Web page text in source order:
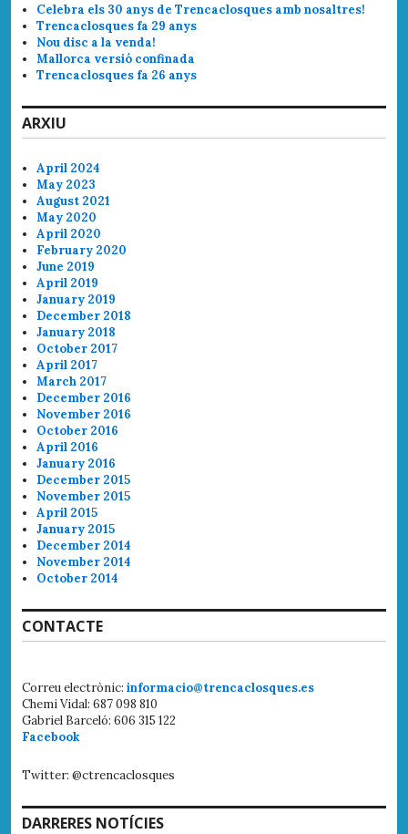
Celebra els 30 anys de Trencaclosques amb nosaltres!
Trencaclosques fa 29 anys
Nou disc a la venda!
Mallorca versió confinada
Trencaclosques fa 26 anys
ARXIU
April 2024
May 2023
August 2021
May 2020
April 2020
February 2020
June 2019
April 2019
January 2019
December 2018
January 2018
October 2017
April 2017
March 2017
December 2016
November 2016
October 2016
April 2016
January 2016
December 2015
November 2015
April 2015
January 2015
December 2014
November 2014
October 2014
CONTACTE
Correu electrònic: informacio@trencaclosques.es
Chemi Vidal: 687 098 810
Gabriel Barceló: 606 315 122
Facebook
Twitter: @ctrencaclosques
DARRERES NOTÍCIES